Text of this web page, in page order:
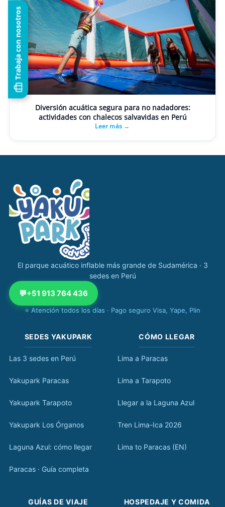
Diversión acuática segura para no nadadores:
actividades con chalecos salvavidas en Perú
Leer más →
Navegación completa Yakupark
El parque acuático inflable más grande de Sudamérica · 3
sedes en Perú
💬+51 913 764 436
⭐ Atención todos los días · Pago seguro Visa, Yape, Plin
SEDES YAKUPARK
Las 3 sedes en Perú
Yakupark Paracas
Yakupark Tarapoto
Yakupark Los Órganos
Laguna Azul: cómo llegar
Paracas · Guía completa
CÓMO LLEGAR
Lima a Paracas
Lima a Tarapoto
Llegar a la Laguna Azul
Tren Lima-Ica 2026
Lima to Paracas (EN)
GUÍAS DE VIAJE HOSPEDAJE Y COMIDA
Trabaja con nosotros